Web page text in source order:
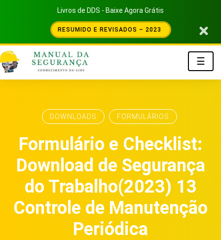
Livros de DDS - Baixe Agora Grátis
RESUMIDO E REVISADOS – 2023
☰
DOWNLOADS FORMULÁRIOS
Formulário e Checklist:
Download de Segurança
do Trabalho(2023) 13
Controle de Manutenção
Periódica